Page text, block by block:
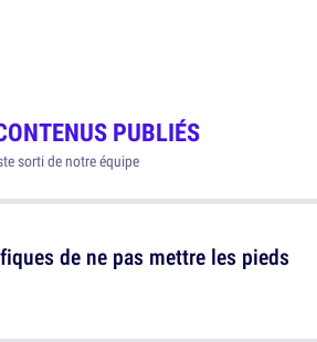
PUBLIÉS
sorti de notre équipe
de ne pas mettre les pieds